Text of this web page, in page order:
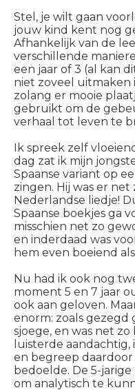
Stel, je wilt gaan
jouw kind kent nog
Afhankelijk van de
verschillende
een jaar of 3 (al kan
niet zoveel uitmaken
zolang er mooie
gebruikt om de
verhaal tot leven te
Ik spreek zelf
dag zat ik mijn
Spaanse variant op
zingen. Hij was er
Nederlandse liedje!
Spaanse boekjes ga
misschien net zo
en inderdaad was
hem even boeiend
Nu had ik ook nog
moment 5 en 7 jaar
ook aan geloven.
enorm: zoals gezegd
sjoege, en was net zo
luisterde
en begreep
bedoelde. De 5-
om analytisch te